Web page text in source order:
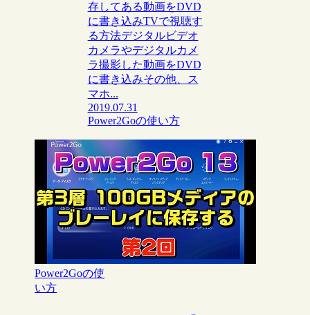
存してある動画をDVD
に書き込みTVで視聴す
る方法デジタルビデオ
カメラやデジタルカメ
ラ撮影した動画をDVD
に書き込みその他、ス
マホ...
2019.07.31
Power2Goの使い方
Power2Goの使
い方